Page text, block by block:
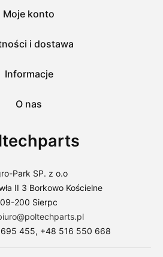
Park SP. z o.o
II 3 Borkowo Kościelne
09-200 Sierpc
455, +48 516 550 668
Moje konto
i dostawa
Informacje
O nas